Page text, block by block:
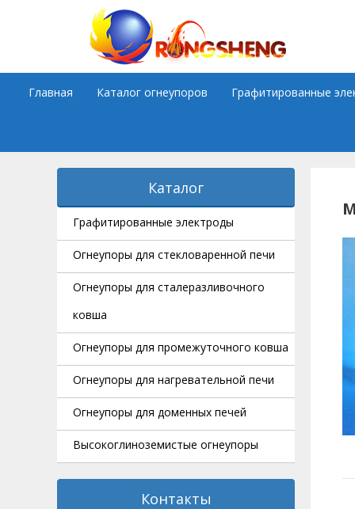
Главная Каталог огнеупоров Графитированные
Каталог
Графитированные электроды
Огнеупоры для стекловаренной печи
Огнеупоры для сталеразливочного
ковша
Огнеупоры для промежуточного ковша
Огнеупоры для нагревательной печи
Огнеупоры для доменных печей
Высокоглиноземистые огнеупоры
Контакты